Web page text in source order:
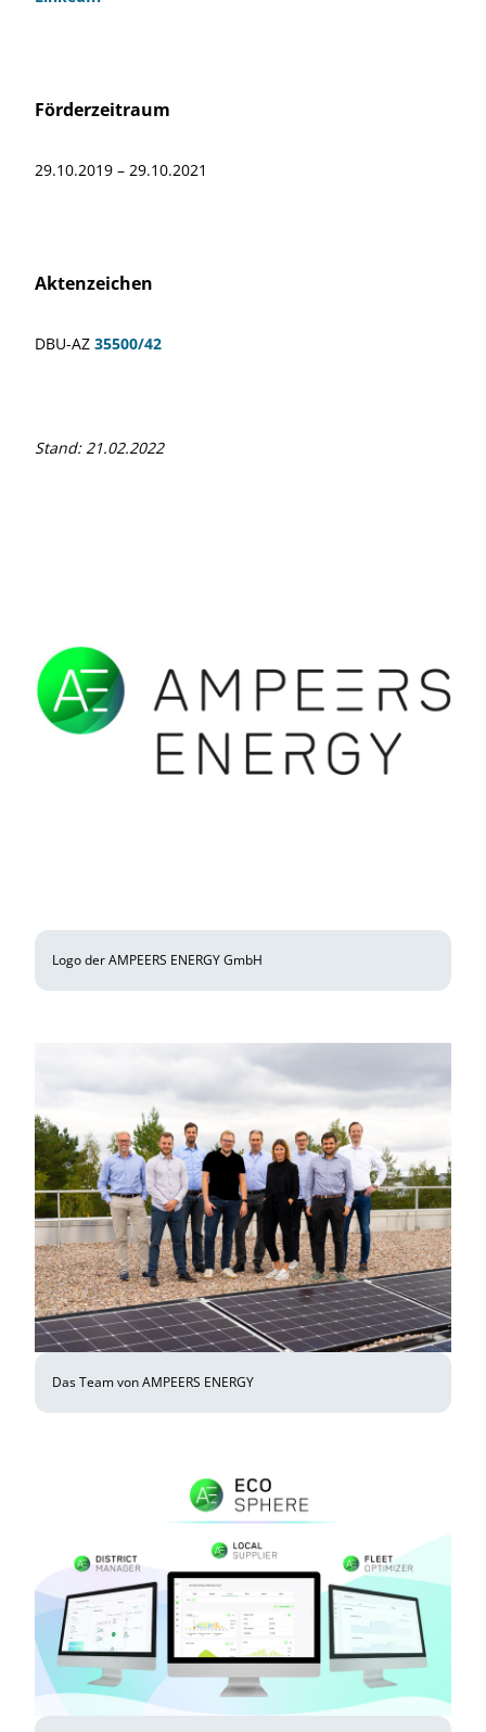
Förderzeitraum
29.10.2019 – 29.10.2021
Aktenzeichen
DBU-AZ 35500/42
Stand: 21.02.2022
Logo der AMPEERS ENERGY GmbH
Das Team von AMPEERS ENERGY